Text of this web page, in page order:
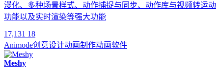
漫化、多种场景样式、动作捕捉与同步、动作库与视频转运动
功能以及实时渲染等强大功能
17,131 18
Animode创意设计动画制作动画软件
Meshy